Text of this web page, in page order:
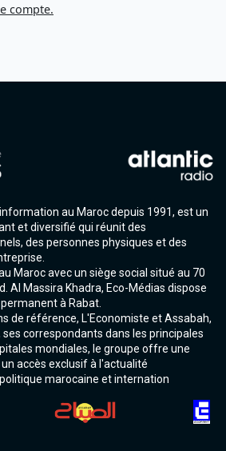
compte.
au Maroc depuis 1991, est un
et diversifié qui réunit des
des personnes physiques et des
Maroc avec un siège social situé au 70
Al Massira Khadra, Eco-Médias dispose
à Rabat.
de référence, L'Economiste et Assabah,
correspondants dans les principales
mondiales, le groupe offre une
accès exclusif à l'actualité
marocaine et internation